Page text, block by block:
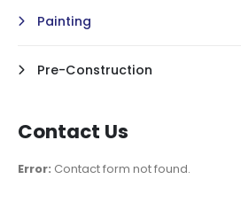
Painting
Pre-Construction
Contact Us
Error: Contact form not found.